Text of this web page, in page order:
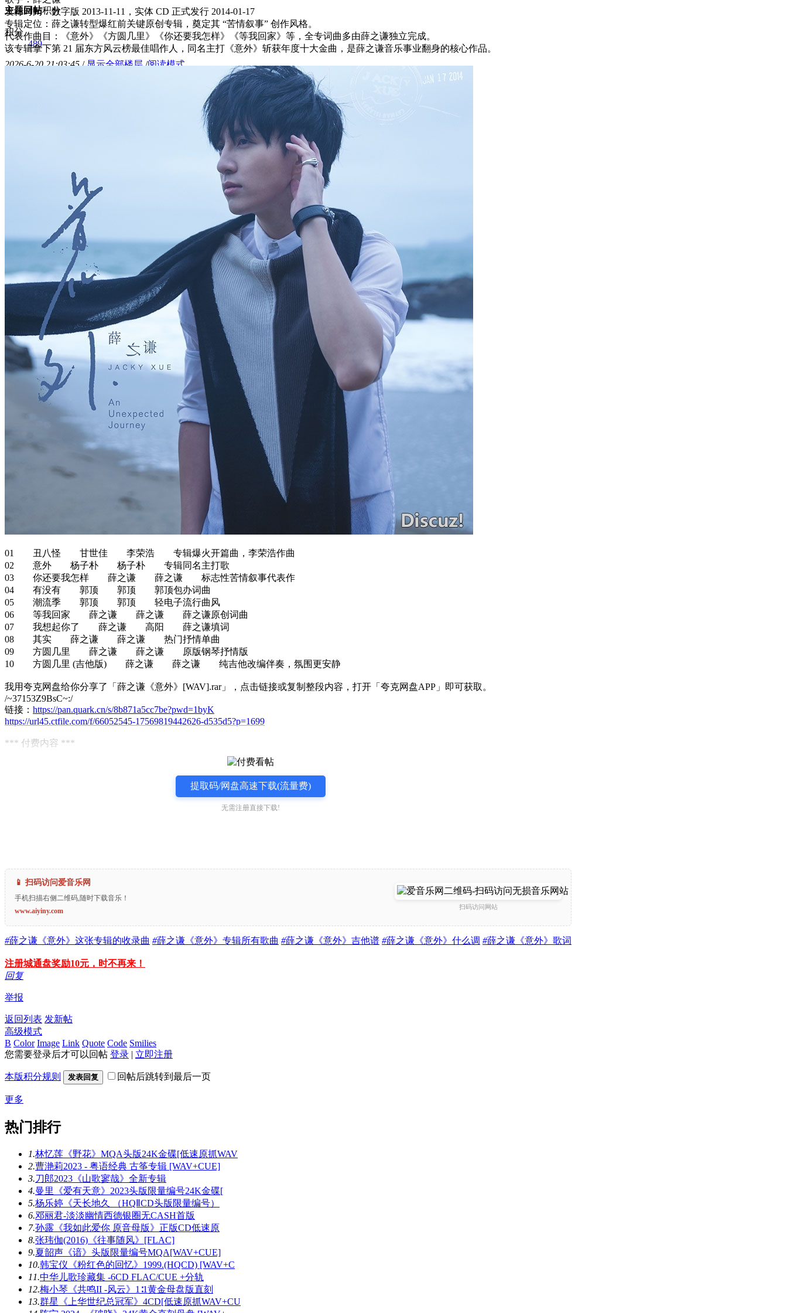
主题回帖积分
积分
489
2026-6-20 21:03:45 / 显示全部楼层 /阅读模式
发行时间：数字版 2013-11-11，实体 CD 正式发行 2014-01-17
专辑定位：薛之谦转型爆红前关键原创专辑，奠定其 “苦情叙事” 创作风格。
代表作曲目：《意外》《方圆几里》《你还要我怎样》《等我回家》等，全专词曲多由薛之谦独立完成。
该专辑拿下第 21 届东方风云榜最佳唱作人，同名主打《意外》斩获年度十大金曲，是薛之谦音乐事业翻身的核心作品。
01 丑八怪 甘世佳 李荣浩 专辑爆火开篇曲，李荣浩作曲
02 意外 杨子朴 杨子朴 专辑同名主打歌
03 你还要我怎样 薛之谦 薛之谦 标志性苦情叙事代表作
04 有没有 郭顶 郭顶 郭顶包办词曲
05 潮流季 郭顶 郭顶 轻电子流行曲风
06 等我回家 薛之谦 薛之谦 薛之谦原创词曲
07 我想起你了 薛之谦 高阳 薛之谦填词
08 其实 薛之谦 薛之谦 热门抒情单曲
09 方圆几里 薛之谦 薛之谦 原版钢琴抒情版
10 方圆几里 (吉他版) 薛之谦 薛之谦 纯吉他改编伴奏，氛围更安静
我用夸克网盘给你分享了「薛之谦《意外》[WAV].rar」，点击链接或复制整段内容，打开「夸克网盘APP」即可获取。
/~37153Z9BsC~:/
链接： https://pan.quark.cn/s/8b871a5cc7be?pwd=1byK
https://url45.ctfile.com/f/66052545-17569819442626-d535d5?p=1699
*** 付费内容 ***
提取码/网盘高速下载(流量费)
无需注册直接下载!
📱 扫码访问爱音乐网
手机扫描右侧二维码,随时下载音乐！
www.aiyiny.com
扫码访问网站
#薛之谦《意外》这张专辑的收录曲 #薛之谦《意外》专辑所有歌曲 #薛之谦《意外》吉他谱 #薛之谦《意外》什么调 #薛之谦《意外》歌词
注册城通盘奖励10元，时不再来！
回复
举报
返回列表 发新帖
高级模式
B Color Image Link Quote Code Smilies
您需要登录后才可以回帖 登录 | 立即注册
本版积分规则 发表回复 回帖后跳转到最后一页
更多
热门排行
1.林忆莲《野花》MQA头版24K金碟[低速原抓WAV
2.曹滟莉2023 - 粤语经典 古筝专辑 [WAV+CUE]
3.刀郎2023《山歌寥哉》全新专辑
4.曼里《爱有天意》2023头版限量编号24K金碟[
5.杨乐婷《天长地久 （HQⅡCD头版限量编号）
6.邓丽君-淡淡幽情西德银圈无CASH首版
7.孙露《我如此爱你 原音母版》正版CD低速原
8.张玮伽(2016)《往事随风》[FLAC]
9.夏韶声《谙》头版限量编号MQA[WAV+CUE]
10.韩宝仪《粉红色的回忆》1999.(HQCD) [WAV+C
11.中华儿歌珍藏集 -6CD FLAC/CUE +分轨
12.梅小琴《共鸣II -风云》1∶1黄金母盘版直刻
13.群星《上华世纪总冠军》4CD[低速原抓WAV+CU